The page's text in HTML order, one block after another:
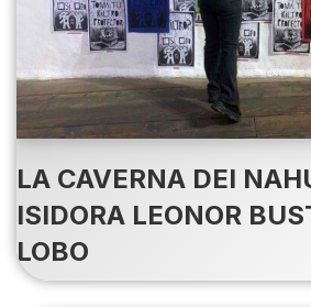
LA CAVERNA DEI
ISIDORA LEONOR
LOBO